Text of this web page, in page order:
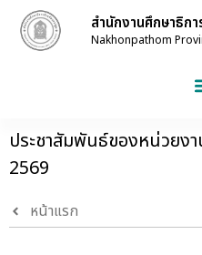
สำนักงานศึกษาธิก
Nakhonpathom
ประชาสัมพันธ์ของหน่วยง
2569
หน้าแรก